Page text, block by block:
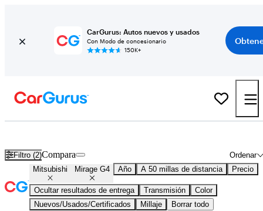
CarGurus: Autos nuevos y usados
Con Modo de concesionario
150K+
Filtro (2) Ordenar
Compara
Mitsubishi Mirage G4 Año A 50 millas de distancia Precio
Ocultar resultados de entrega Transmisión
Color
Nuevos/Usados/Certificados
Millaje Borrar todo